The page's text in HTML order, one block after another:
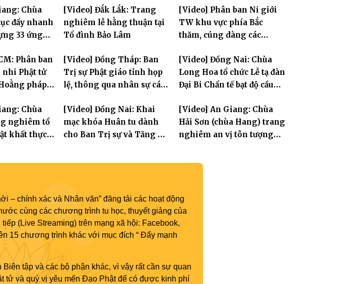
giới Chùa
đẩy nhanh
33 ứng
[Video] Đắk Lắk: Trang
nghiêm lễ hằng thuận tại
Tổ đình Bảo Lâm
[Video] Phân ban Ni giới
TW khu vực phía Bắc
thăm, cúng dàng các
Yên và thành phố Hải
Phòng
Phân ban
Phật tử
pháp
sự nhiệm
[Video] Đồng Tháp: Ban
Trị sự Phật giáo tỉnh họp
lệ, thông qua nhân sự các
[Video] Đồng Nai: Chùa
Long Hoa tổ chức Lễ tạ đàn
Đại Bi Chẩn tế bạt độ cầu
Chùa
nghiêm tổ
khất thực
[Video] Đồng Nai: Khai
mạc khóa Huân tu dành
cho Ban Trị sự và Tăng Ni
[Video] An Giang: Chùa
Hải Sơn (chùa Hang) trang
nghiêm an vị tôn tượng
– chính xác và Nhân văn” đăng tải các hoạt động
cùng các chương trình tu học, thuyết giảng của
(Live Streaming) trên mạng xã hội: Facebook,
15 chương trình khác với mục đích “ Đẩy mạnh
tập và các bộ phận khác, vì vậy rất cần sự quan
tử và quý vị yêu mến Đạo Phật để có được kinh phí